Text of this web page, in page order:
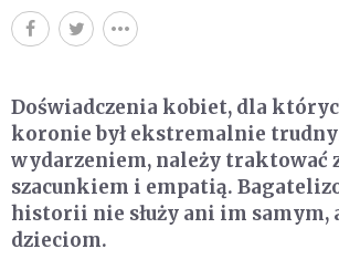
Doświadczenia kobiet, dla
koronie był ekstremalnie
wydarzeniem, należy traktować
szacunkiem i empatią.
historii nie służy ani im samym,
dzieciom.